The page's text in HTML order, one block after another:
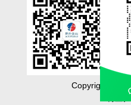
Copyright©ACE
明基